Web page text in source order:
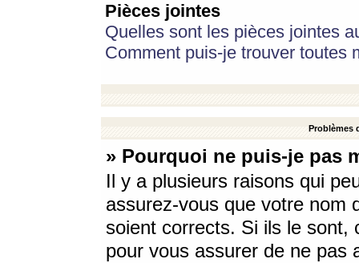
Pièces jointes
Quelles sont les pièces jointes
Comment puis-je trouver toutes
Problèmes
» Pourquoi ne puis-je pas
Il y a plusieurs raisons qui
assurez-vous que votre nom
soient corrects. Si ils le sont,
pour vous assurer de ne pas